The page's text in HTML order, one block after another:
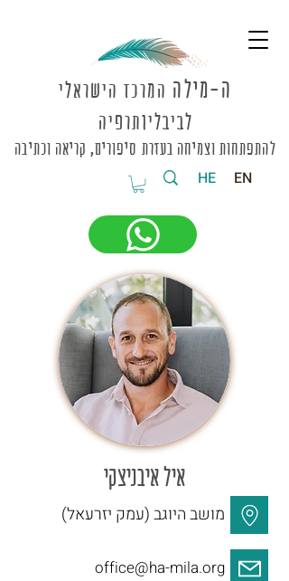
HE EN
ה-מילה המרכז הישראלי
לביבליותרפיה
להתפתחות וצמיחה בעזרת סיפורים, קריאה וכתיבה
מושב היוגב (עמק יזרעאל)
office@ha-mila.org
איל איבניצקי